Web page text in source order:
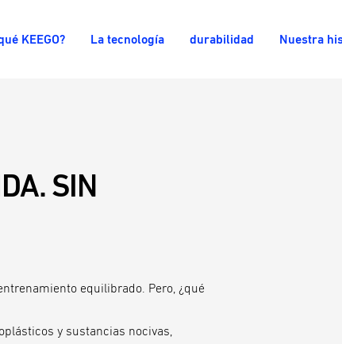
KEEGO? La tecnología durabilidad Nuestra
SIN
equilibrado. Pero, ¿qué
y sustancias nocivas,